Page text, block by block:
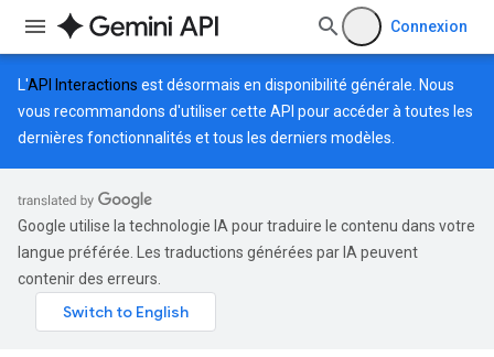
Connexion
L'API Interactions est désormais en disponibilité générale. Nous
vous recommandons d'utiliser cette API pour accéder à toutes les
dernières fonctionnalités et tous les derniers modèles.
Google utilise la technologie IA pour traduire le contenu dans votre
langue préférée. Les traductions générées par IA peuvent
contenir des erreurs.